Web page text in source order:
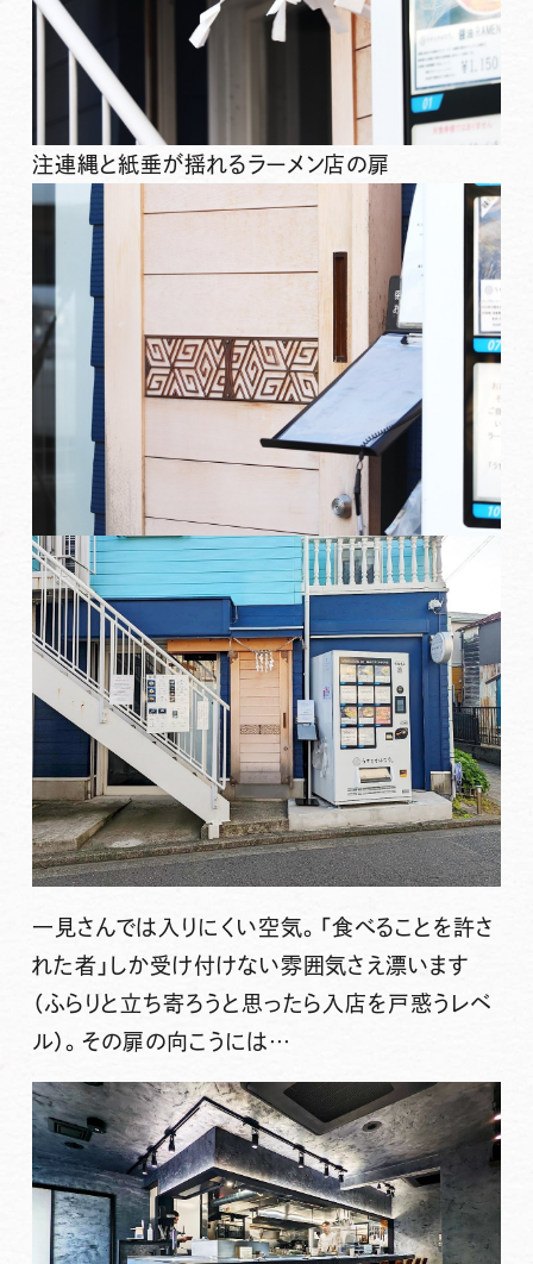
注連縄と紙垂が揺れるラーメン店の扉
一見さんでは入りにくい空気。「食べることを許さ
れた者」しか受け付けない雰囲気さえ漂います
（ふらりと立ち寄ろうと思ったら入店を戸惑うレベ
ル）。その扉の向こうには…